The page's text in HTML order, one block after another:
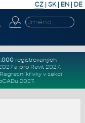
CZ | SK| EN | DE
registrovaných
a pro Revit 2027.
Regresní křivkyv sekci
2027.